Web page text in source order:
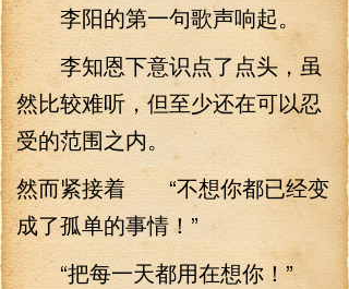
李阳的第一句歌声响起。
李知恩下意识点了点头，虽
然比较难听，但至少还在可以忍
受的范围之内。
然而紧接着 “不想你都已经变
成了孤单的事情！”
“把每一天都用在想你！”